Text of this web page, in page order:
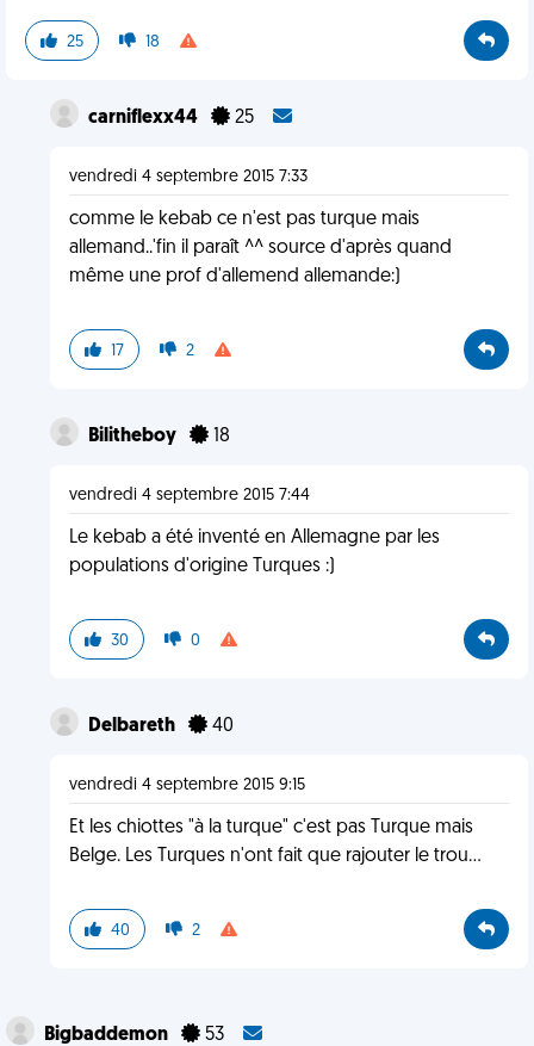
25 18
carniflexx44 25
vendredi 4 septembre 2015 7:33
comme le kebab ce n'est pas turque mais
allemand..'fin il paraît ^^ source d'après quand
même une prof d'allemend allemande:)
17 2
Bilitheboy 18
vendredi 4 septembre 2015 7:44
Le kebab a été inventé en Allemagne par les
populations d'origine Turques :)
30 0
Delbareth 40
vendredi 4 septembre 2015 9:15
Et les chiottes "à la turque" c'est pas Turque mais
Belge. Les Turques n'ont fait que rajouter le trou...
40 2
Bigbaddemon 53